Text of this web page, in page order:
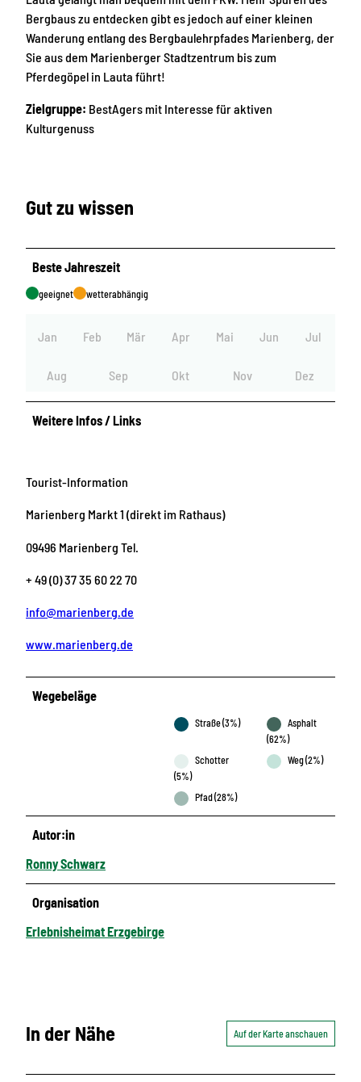
Bergbaus zu entdecken gibt es jedoch auf ei­ner kleinen
Wanderung entlang des Bergbaulehrpfades Marienberg, der
Sie aus dem Marienberger Stadtzentrum bis zum
Pferdegöpel in Lauta führt!
Zielgruppe: BestAgers mit Interesse für aktiven
Kulturgenuss
Gut zu wissen
Beste Jahreszeit
geeignet wetterabhängig
Jan Feb Mär Apr Mai Jun Jul
Aug Sep Okt Nov Dez
Weitere Infos / Links
Tourist-Information
Marienberg Markt 1 (direkt im Rathaus)
09496 Marienberg Tel.
+ 49 (0) 37 35 60 22 70
info@marienberg.de
www.marienberg.de
Wegebeläge
Straße (3%)
Asphalt
(62%)
Schotter
(5%)
Weg (2%)
Pfad (28%)
Autor:in
Ronny Schwarz
Organisation
Erlebnisheimat Erzgebirge
In der Nähe Auf der Karte anschauen